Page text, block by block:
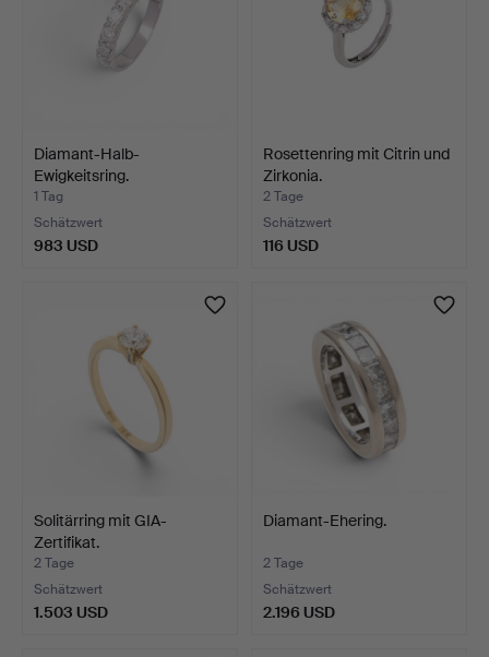
Diamant-Halb-
Ewigkeitsring.
1 Tag
Schätzwert
983 USD
Rosettenring mit Citrin und
Zirkonia.
2 Tage
Schätzwert
116 USD
Solitärring mit GIA-
Zertifikat.
2 Tage
Schätzwert
1.503 USD
Diamant-Ehering.
2 Tage
Schätzwert
2.196 USD